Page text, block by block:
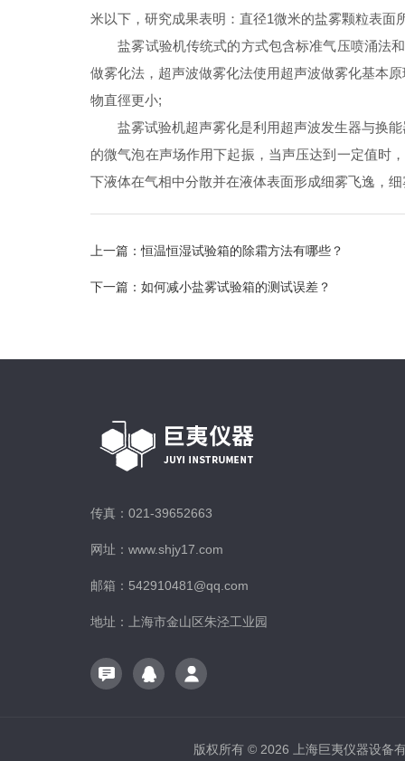
米以下，研究成果表明：直径1微米的盐雾颗粒表
盐雾试验机传统式的方式包含标准气压喷涌法和
做雾化法，超声波做雾化法使用超声波做雾化基本
物直徑更小;
盐雾试验机超声雾化是利用超声波发生器与换能
的微气泡在声场作用下起振，当声压达到一定值时
下液体在气相中分散并在液体表面形成细雾飞逸，
上一篇：恒温恒湿试验箱的除霜方法有哪些？
下一篇： 如何减小盐雾试验箱的测试误差？
传真：021-39652663
网址：www.shjy17.com
邮箱：542910481@qq.com
地址：上海市金山区朱泾工业园
版权所有 © 2026 上海巨夷仪器设